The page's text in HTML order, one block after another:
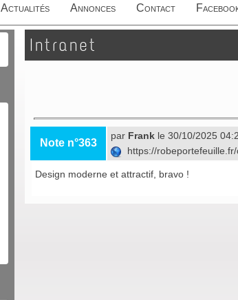
Actualités Annonces Contact
Intranet
Note n°363
par Frank le 30/10/2025
https://
Design moderne et attractif, bravo !